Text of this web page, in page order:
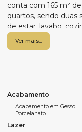
conta com 165 m²
quartos, sendo duas
de estar, lavabo,
panorâmica e três
padrão, com hall de
Características do
Ver mais...
Acabamento
Acabamento em Gesso
Porcelanato
Lazer